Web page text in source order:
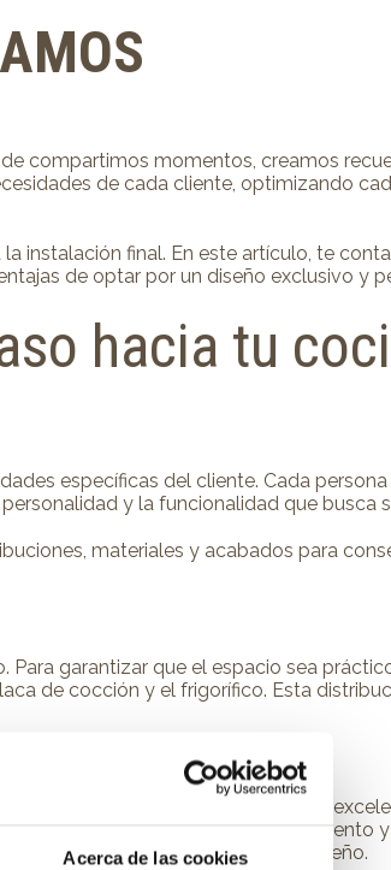
Acerca de las cookies
compartimos momentos, creamos
de cada cliente, optimizando
instalación final. En este artículo, te
de optar por un diseño exclusivo y
hacia tu
específicas del cliente. Cada
y la funcionalidad que busca
materiales y acabados para
Para garantizar que el espacio sea
de cocción y el frigorífico. Esta
pueden ser una
extra de trabajo, almacenamiento
y cómo aprovechar al máximo su diseño.